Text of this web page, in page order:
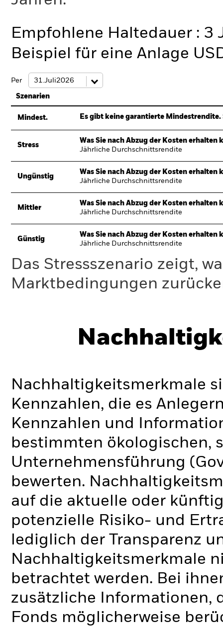
Empfohlene Haltedauer : 3
Beispiel für eine Anlage
Per
Szenarien
Mindest. Es gibt keine garantierte
Stress
Was Sie nach Abzug der Kosten erhalten
Jährliche Durchschnittsrendite
Ungünstig
Was Sie nach Abzug der Kosten erhalten
Jährliche Durchschnittsrendite
Mittler
Was Sie nach Abzug der Kosten erhalten
Jährliche Durchschnittsrendite
Günstig
Was Sie nach Abzug der Kosten erhalten
Jährliche Durchschnittsrendite
Das Stressszenario zeigt,
Marktbedingungen
Nachhaltigkeitsmerkmale
Kennzahlen, die es
Kennzahlen und
bestimmten ökologischen,
Unternehmensführung
bewerten.
auf die aktuelle oder
potenzielle Risiko- und
lediglich der Transparenz
Nachhaltigkeitsmerkmale
betrachtet werden. Bei
zusätzliche Informationen,
Fonds möglicherweise